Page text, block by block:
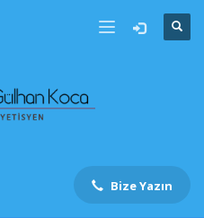
Bize Yazın